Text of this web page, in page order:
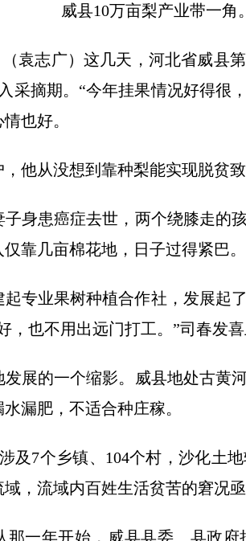
威县10万亩梨产业带一角
（袁志广）这几天，河北省威
采摘期。“今年挂果情况好得很
也好。
他从没想到靠种梨能实现脱贫致
身患癌症去世，两个绕膝走的
靠几亩棉花地，日子过得紧巴。
起专业果树种植合作社，发展起
，也不用出远门打工。”司春发喜
展的一个缩影。威县地处古黄
漏肥，不适合种庄稼。
及7个乡镇、104个村，沙化土
，流域内百姓生活贫苦的窘况亟
那一年开始，威县县委、县政